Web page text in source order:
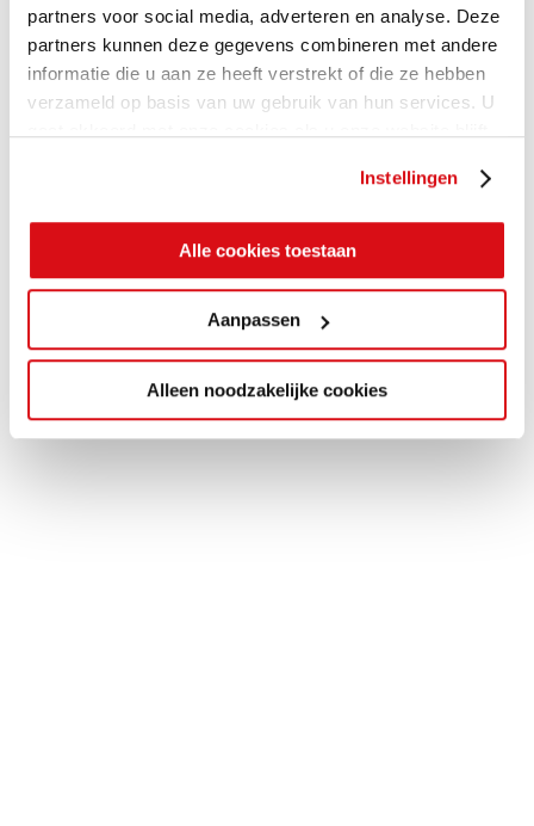
partners voor social media, adverteren en analyse. Deze
partners kunnen deze gegevens combineren met andere
informatie die u aan ze heeft verstrekt of die ze hebben
verzameld op basis van uw gebruik van hun services. U
Instellingen
Alle cookies toestaan
Aanpassen
Alleen noodzakelijke cookies